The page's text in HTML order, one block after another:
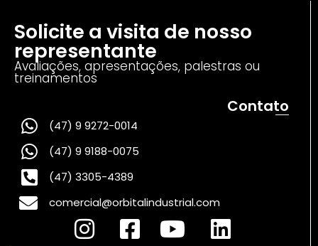
Solicite a visita de nosso
representante
Avaliações, apresentações, palestras ou
treinamentos
Contato
(47) 9 9272-0014
(47) 9 9188-0075
(47) 3305-4389
comercial@orbitalindustrial.com